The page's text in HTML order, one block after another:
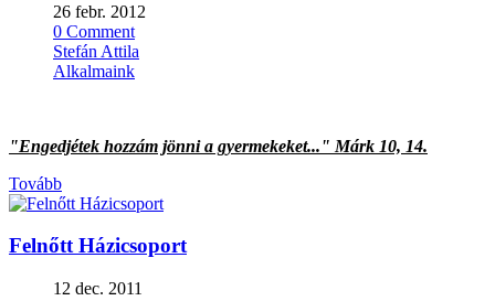
26 febr. 2012
0 Comment
Stefán Attila
Alkalmaink
"Engedjétek hozzám jönni a gyermekeket..." Márk 10, 14.
Tovább
Felnőtt Házicsoport
12 dec. 2011